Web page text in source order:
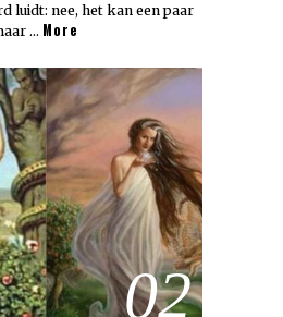
luidt: nee, het kan een paar
… More
02